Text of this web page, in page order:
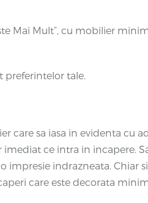
Mai Mult”, cu mobilier
preferintelor tale.
sa iasa in evidenta cu
ce intra in incapere.
impresie indrazneata. Chiar
care este decorata